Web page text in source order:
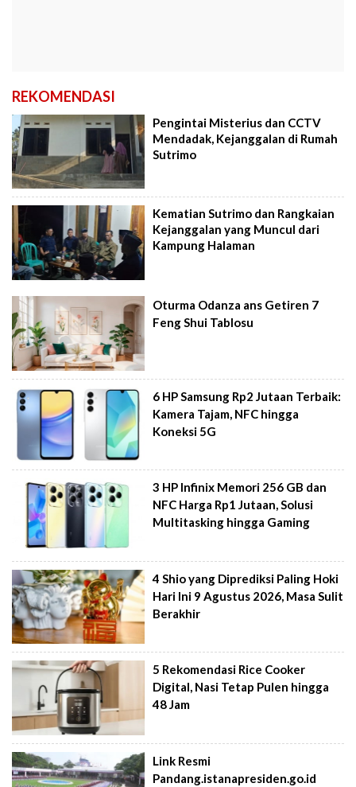
REKOMENDASI
Pengintai Misterius dan CCTV
Mendadak, Kejanggalan di Rumah
Sutrimo
Kematian Sutrimo dan Rangkaian
Kejanggalan yang Muncul dari
Kampung Halaman
Oturma Odanza ans Getiren 7
Feng Shui Tablosu
6 HP Samsung Rp2 Jutaan Terbaik:
Kamera Tajam, NFC hingga
Koneksi 5G
3 HP Infinix Memori 256 GB dan
NFC Harga Rp1 Jutaan, Solusi
Multitasking hingga Gaming
4 Shio yang Diprediksi Paling Hoki
Hari Ini 9 Agustus 2026, Masa Sulit
Berakhir
5 Rekomendasi Rice Cooker
Digital, Nasi Tetap Pulen hingga
48 Jam
Link Resmi
Pandang.istanapresiden.go.id